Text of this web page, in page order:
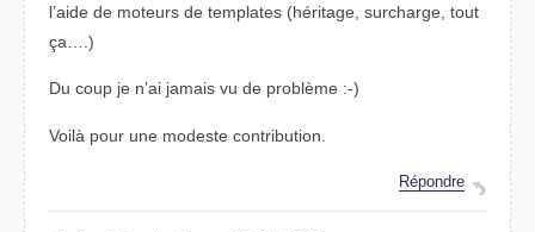
l’aide de moteurs de templates (héritage, surcharge, tout
ça….)
Du coup je n’ai jamais vu de problème :-)
Voilà pour une modeste contribution.
Répondre